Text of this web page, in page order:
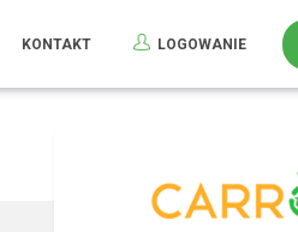
KONTAKT LOGOWANIE